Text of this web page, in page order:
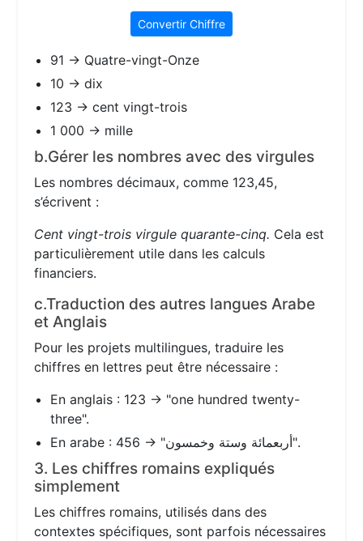
Convertir Chiffre
91 → Quatre-vingt-Onze
10 → dix
123 → cent vingt-trois
1 000 → mille
b.Gérer les nombres avec des virgules
Les nombres décimaux, comme 123,45,
s’écrivent :
Cent vingt-trois virgule quarante-cinq. Cela est
particulièrement utile dans les calculs
financiers.
c.Traduction des autres langues Arabe
et Anglais
Pour les projets multilingues, traduire les
chiffres en lettres peut être nécessaire :
En anglais : 123 → "one hundred twenty-
three".
En arabe : 456 → "أربعمائة وستة وخمسون".
3. Les chiffres romains expliqués
simplement
Les chiffres romains, utilisés dans des
contextes spécifiques, sont parfois nécessaires